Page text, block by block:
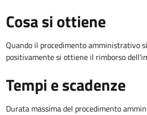
Cosa si ottiene
Quando il procedimento amministrativo
positivamente si ottiene il rimborso
Tempi e scadenze
Durata massima del procedimento